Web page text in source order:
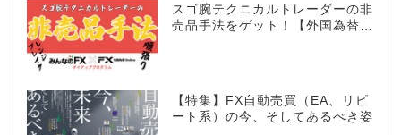
スゴ腕テクニカルトレーダーの非
売品手法をゲット！【外国為替×
【特集】FX自動売買（EA、リピ
ート系）の今、そしてあるべき姿